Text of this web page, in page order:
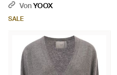
VonYOOX
SALE